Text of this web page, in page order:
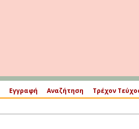
Εγγραφή Αναζήτηση Τρέχον